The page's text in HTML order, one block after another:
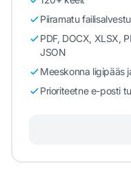
Piiramatu
PDF, DOCX, XLSX,
JSON
Meeskonna ligipääs
Prioriteetne e-posti